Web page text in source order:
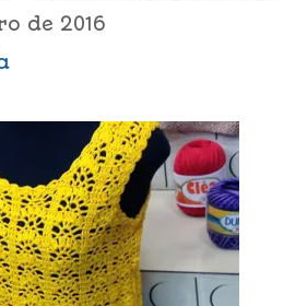
de 2016